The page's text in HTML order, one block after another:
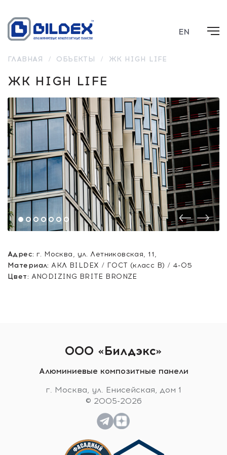
EN
ГЛАВНАЯ / ОБЪЕКТЫ / ЖК HIGH LIFE
ЖК HIGH LIFE
Адрес: г. Москва, ул. Летниковская, 11,
Материал: АКЛ BILDEX / ГОСТ (класс В) / 4-05
Цвет: ANODIZING BRITE BRONZE
ООО «Билдэкс»
Алюминиевые композитные панели
г. Москва, ул. Енисейская, дом 1
© 2005-2026